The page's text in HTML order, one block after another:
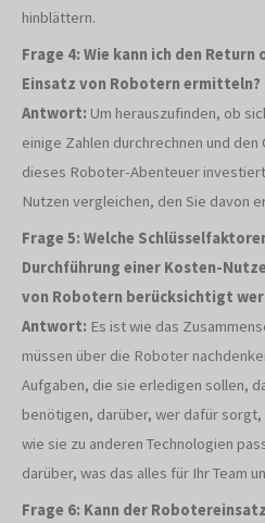
hinblättern.
Frage 4: Wie kann ich den
Einsatz von Robotern ermitteln?
Antwort: Um herauszufinden, ob
einige Zahlen durchrechnen und
dieses Roboter-Abenteuer
Nutzen vergleichen, den Sie davon
Frage 5: Welche
Durchführung einer Kosten-
von Robotern berücksichtigt
Antwort: Es ist wie das
müssen über die Roboter
Aufgaben, die sie erledigen sollen,
benötigen, darüber, wer dafür
wie sie zu anderen Technologien
darüber, was das alles für Ihr Team
Frage 6: Kann der